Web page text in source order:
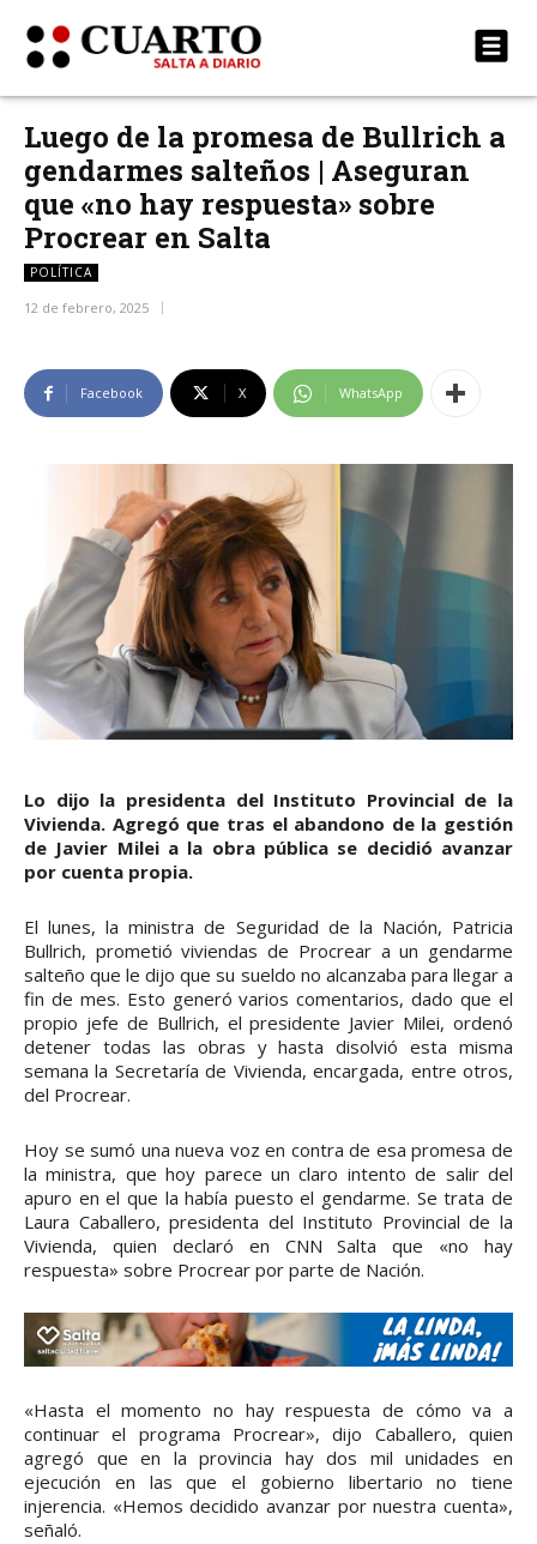
Luego de la promesa de Bullrich a
gendarmes salteños | Aseguran
que «no hay respuesta» sobre
Procrear en Salta
POLÍTICA
12 de febrero, 2025
Facebook X WhatsApp
Lo dijo la presidenta del Instituto Provincial de la
Vivienda. Agregó que tras el abandono de la gestión
de Javier Milei a la obra pública se decidió avanzar
por cuenta propia.
El lunes, la ministra de Seguridad de la Nación, Patricia
Bullrich, prometió viviendas de Procrear a un gendarme
salteño que le dijo que su sueldo no alcanzaba para llegar a
fin de mes. Esto generó varios comentarios, dado que el
propio jefe de Bullrich, el presidente Javier Milei, ordenó
detener todas las obras y hasta disolvió esta misma
semana la Secretaría de Vivienda, encargada, entre otros,
del Procrear.
Hoy se sumó una nueva voz en contra de esa promesa de
la ministra, que hoy parece un claro intento de salir del
apuro en el que la había puesto el gendarme. Se trata de
Laura Caballero, presidenta del Instituto Provincial de la
Vivienda, quien declaró en CNN Salta que «no hay
respuesta» sobre Procrear por parte de Nación.
«Hasta el momento no hay respuesta de cómo va a
continuar el programa Procrear», dijo Caballero, quien
agregó que en la provincia hay dos mil unidades en
ejecución en las que el gobierno libertario no tiene
injerencia. «Hemos decidido avanzar por nuestra cuenta»,
señaló.